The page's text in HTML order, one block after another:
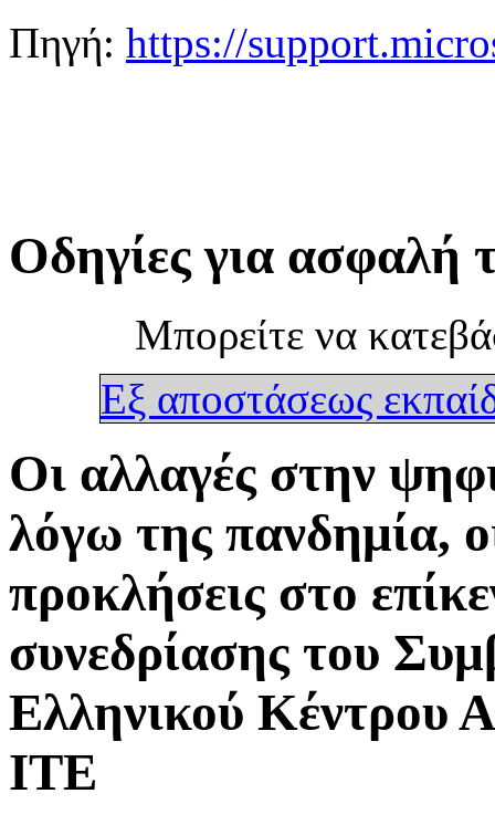
Πηγή: https://
Οδηγίες για ασφαλή
Μπορείτε να
Εξ αποστάσεως
Οι αλλαγές στην
λόγω της πανδημία,
προκλήσεις στο
συνεδρίασης του
Ελληνικού Κέντρου
ΙΤΕ